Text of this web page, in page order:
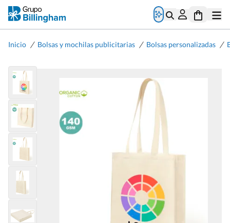
Inicio / Bolsas y mochilas publicitarias / Bolsas personalizadas /